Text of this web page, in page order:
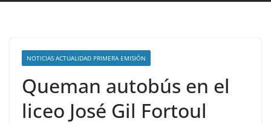
NOTICIAS ACTUALIDAD PRIMERA EMISIÓN
Queman autobús en el
liceo José Gil Fortoul